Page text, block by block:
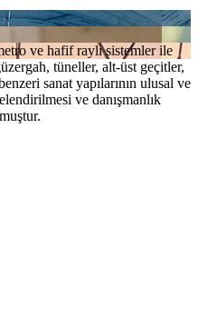
ve hafif raylı sistemler ile
tüneller, alt-üst geçitler,
sanat yapılarının ulusal ve
ve danışmanlık